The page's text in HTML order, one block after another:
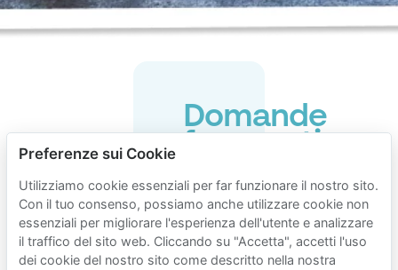
Domande
frequenti
parcheggio
vicino
a
Preferenze sui Cookie
Utilizziamo cookie essenziali per far funzionare il nostro sito.
Con il tuo consenso, possiamo anche utilizzare cookie non
essenziali per migliorare l'esperienza dell'utente e analizzare
il traffico del sito web. Cliccando su "Accetta", accetti l'uso
dei cookie del nostro sito come descritto nella nostra